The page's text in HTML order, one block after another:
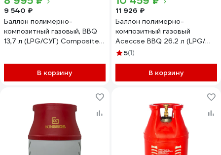
9 540 ₽
Баллон полимерно-
композитный газовый, BBQ
13,7 л (LPG/СУГ) Composite
В корзину
11 926 ₽
Баллон полимерно-
композитный газовый
Aceccse BBQ 26.2 л (LPG/
СУГ) Composite
5(1)
В корзину